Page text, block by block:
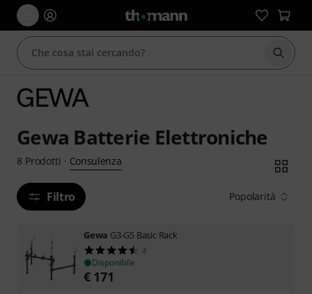
Gewa Batterie Elettroniche
8 Prodotti · Consulenza
Filtro Popolarità
Gewa G3-G5 Basic Rack
2
Disponibile
€ 171